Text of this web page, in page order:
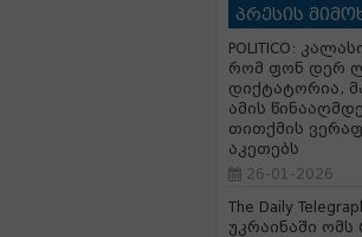
პრესის
POLITICO:
რომ ფონ დერ
დიქტატორია,
ამის
თითქმის
აკეთებს
26-01-2026
The Daily
უკრაინაში ომს